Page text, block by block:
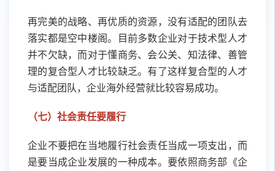
再完美的战略、再优质的资源，没有适配的团队去
落实都是空中楼阁。目前多数企业对于技术型人才
并不欠缺，而对于懂商务、会公关、知法律、善管
理的复合型人才比较缺乏。有了这样复合型的人才
与适配团队，企业海外经营就比较容易成功。
（七）社会责任要履行
企业不要把在当地履行社会责任当成一项支出，而
是要当成企业发展的一种成本。要依照商务部《企